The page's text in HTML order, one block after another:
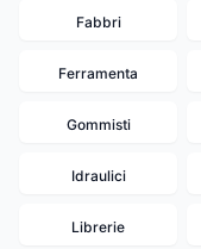
Fabbri
Ferramenta
Gommisti
Idraulici
Librerie